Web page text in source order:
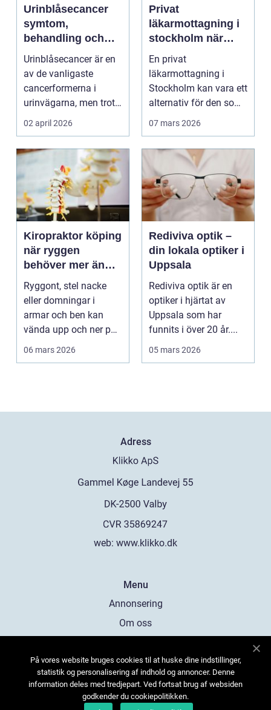
Urinblåsecancer
symtom,
behandling och
livet efter
diagnosen
Urinblåsecancer är en
av de vanligaste
cancerformerna i
urinvägarna, men trots
det hamnar den ofta
02 april 2026
Privat
läkarmottagning i
stockholm när
personlig vård och
specialistkunskap
är viktig
En privat
läkarmottagning i
Stockholm kan vara ett
alternativ för den som
vill ha snabb tillgång
07 mars 2026
Kiropraktor köping
när ryggen
behöver mer än
vila
Ryggont, stel nacke
eller domningar i
armar och ben kan
vända upp och ner på
vardagen. Många
06 mars 2026
Rediviva optik –
din lokala optiker i
Uppsala
Rediviva optik är en
optiker i hjärtat av
Uppsala som har
funnits i över 20 år....
05 mars 2026
Adress
web: www.klikko.dk
Menu
Annonsering
Om oss
Kontakta oss
Sitemap
På vores website bruges cookies til at huske dine indstillinger,
statistik og personalisering af indhold og annoncer. Denne
information deles med tredjepart. Ved fortsat brug af websiden
godkender du cookiepolitikken.